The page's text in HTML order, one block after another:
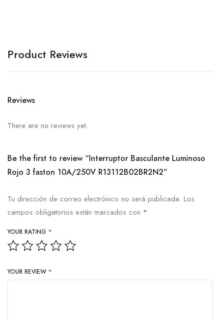
Product Reviews
Reviews
There are no reviews yet.
Be the first to review “Interruptor Basculante Luminoso
Rojo 3 faston 10A/250V R13112B02BR2N2”
Tu dirección de correo electrónico no será publicada. Los
campos obligatorios están marcados con *
YOUR RATING *
YOUR REVIEW *